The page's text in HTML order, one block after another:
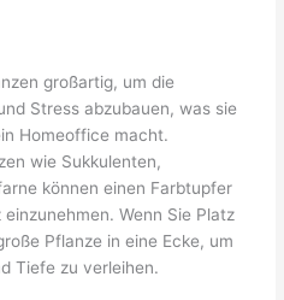
großartig, um die
Stress abzubauen, was sie
Homeoffice macht.
wie Sukkulenten,
können einen Farbtupfer
Wenn Sie Platz
Pflanze in eine Ecke, um
Tiefe zu verleihen.